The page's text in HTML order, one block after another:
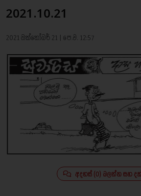
2021.10.21
2021 ඔක්තෝබර් 21 | පෙ.ව. 12:57
අදහස් (0) බලන්න සහ